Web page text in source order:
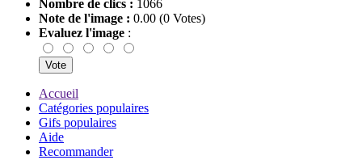
Nombre de clics : 1066
Note de l'image : 0.00 (0 Votes)
Evaluez l'image :
Accueil
Catégories populaires
Gifs populaires
Aide
Recommander